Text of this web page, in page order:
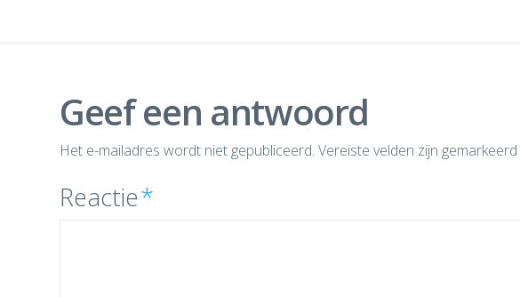
Geef een antwoord
Het e-mailadres wordt niet gepubliceerd. Vereiste velden zijn
Reactie*